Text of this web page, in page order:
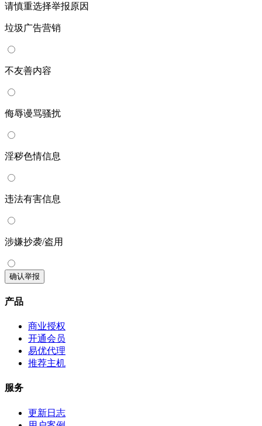
请慎重选择举报原因
垃圾广告营销
不友善内容
侮辱谩骂骚扰
淫秽色情信息
违法有害信息
涉嫌抄袭/盗用
确认举报
产品
商业授权
开通会员
易优代理
推荐主机
服务
更新日志